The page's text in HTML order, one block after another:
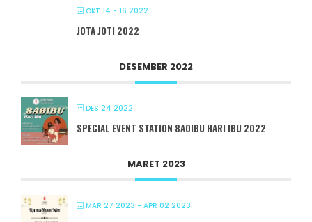
OKT 14 - 16 2022
JOTA JOTI 2022
DESEMBER 2022
DES 24 2022
SPECIAL EVENT STATION 8A0IBU HARI IBU 2022
MARET 2023
MAR 27 2023 - APR 02 2023